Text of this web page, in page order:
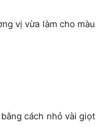
vị vừa làm cho màu
cách nhỏ vài giọt